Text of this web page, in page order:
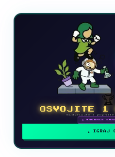
🏆
OSVOJITE 1
Sudjelujte i popnite
🗓 NAGRADE
IGRAJ